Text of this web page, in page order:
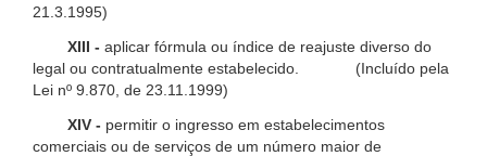
21.3.1995)
XIII - aplicar fórmula ou índice de reajuste diverso do
legal ou contratualmente estabelecido. (Incluído pela
Lei nº 9.870, de 23.11.1999)
XIV - permitir o ingresso em estabelecimentos
comerciais ou de serviços de um número maior de